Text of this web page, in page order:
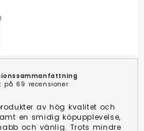
på 69 recensioner
av hög kvalitet och
en smidig köpupplevelse,
och vänlig. Trots mindre